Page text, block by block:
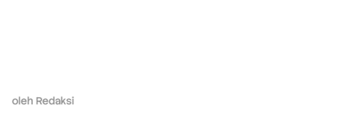
oleh Redaksi